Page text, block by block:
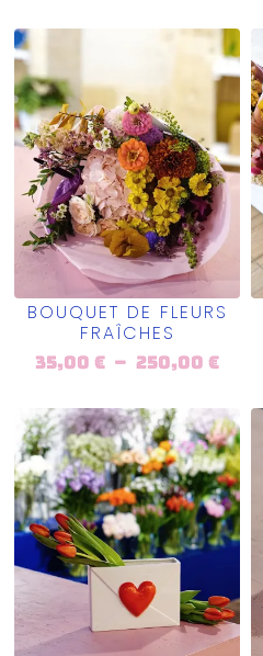
BOUQUET DE FLEURS
FRAÎCHES
35,00€ – 250,00€